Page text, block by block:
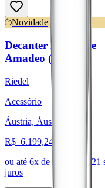
Novidade
Decanter Black Tie
Amadeo (Riedel)
Riedel
Acessório
Áustria, Áustria
R$ 6.199,24
ou até 6x de R$ 1.033,21
juros